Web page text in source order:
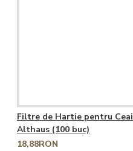
Filtre de Hartie pentru Ceai
Althaus (100 buc)
18,88RON